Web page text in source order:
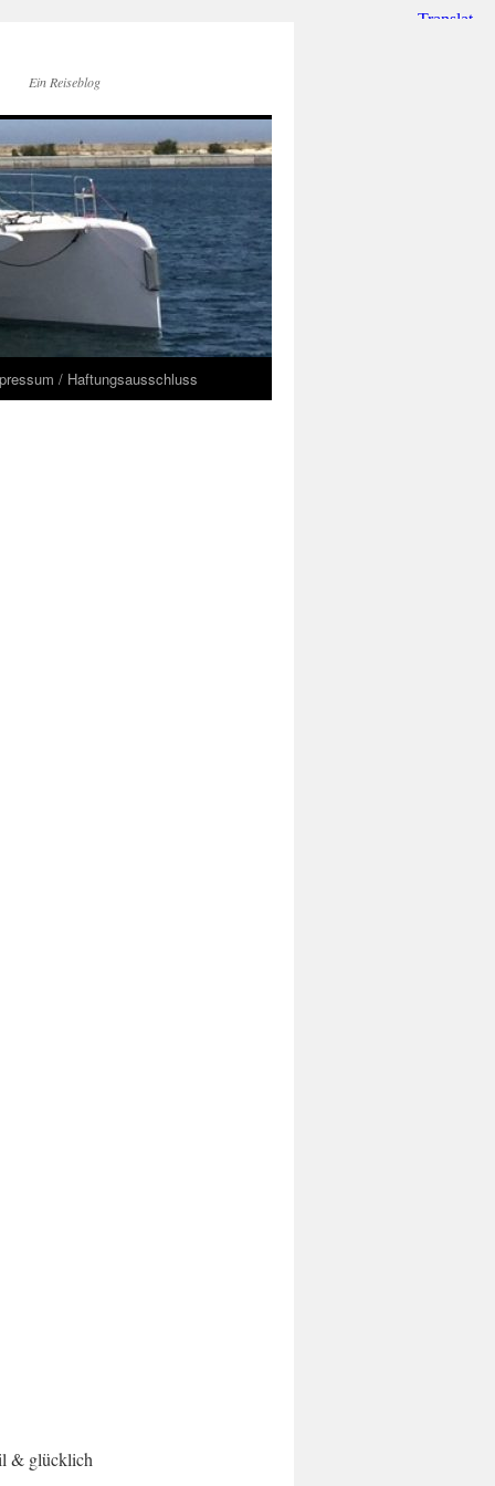
Ein Reiseblog
/ Haftungsausschluss
& glücklich